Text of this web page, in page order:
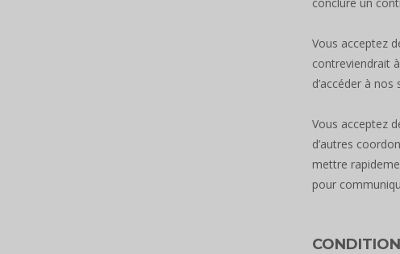
Vous acceptez
contreviendrait
d’accéder à
Vous acceptez
d’autres
mettre
pour